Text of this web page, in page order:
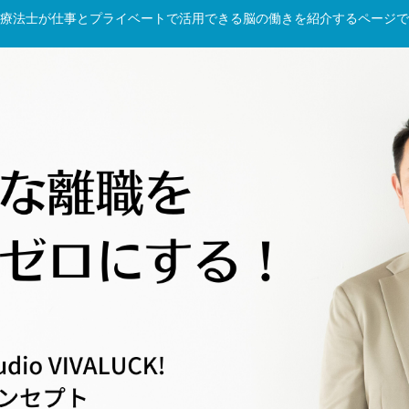
法士が仕事とプライベートで活用できる脳の働きを紹介するページ